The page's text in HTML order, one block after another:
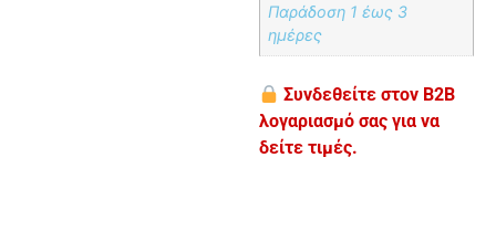
Παράδoση 1 έως 3
ημέρες
Συνδεθείτε στον B2B
λογαριασμό σας για να
δείτε τιμές.